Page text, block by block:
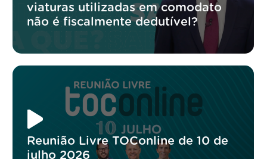
viaturas utilizadas em comodato
não é fiscalmente dedutível?
Reunião Livre TOConline de 10 de
julho 2026